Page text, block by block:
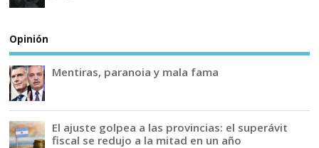
Opinión
Mentiras, paranoia y mala fama
El ajuste golpea a las provincias: el superávit
fiscal se redujo a la mitad en un año